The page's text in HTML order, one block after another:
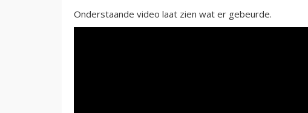
Onderstaande video laat zien wat er gebeurde.